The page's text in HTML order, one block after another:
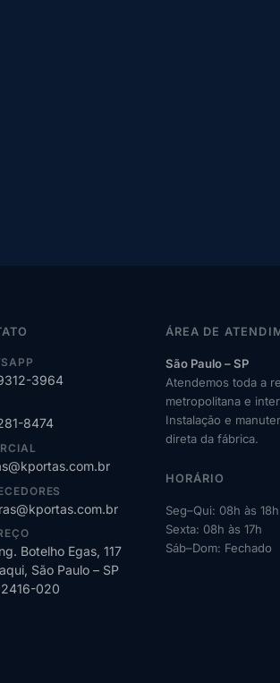
3964
8474
Botelho Egas, 117
São Paulo – SP
020
ÁREA DE
São Paulo – SP
Atendemos toda a
metropolitana e
Instalação e
direta da fábrica.
HORÁRIO
Seg–Qui: 08h às 18h
Sexta: 08h às 17h
Sáb–Dom: Fechado